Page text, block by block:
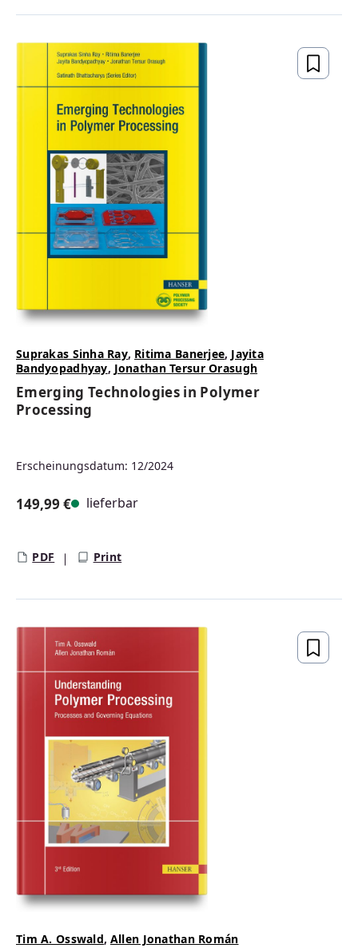
Suprakas Sinha Ray, Ritima Banerjee, Jayita
Bandyopadhyay, Jonathan Tersur Orasugh
Emerging Technologies in Polymer
Processing
Erscheinungsdatum: 12/2024
149,99 € lieferbar
PDF Print
Tim A. Osswald, Allen Jonathan Román